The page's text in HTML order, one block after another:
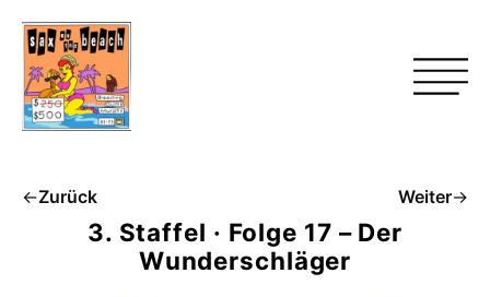
←Zurück Weiter→
3. Staffel · Folge 17 – Der
Wunderschläger